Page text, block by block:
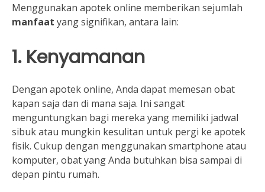
Menggunakan apotek online memberikan sejumlah
manfaat yang signifikan, antara lain:
1. Kenyamanan
Dengan apotek online, Anda dapat memesan obat
kapan saja dan di mana saja. Ini sangat
menguntungkan bagi mereka yang memiliki jadwal
sibuk atau mungkin kesulitan untuk pergi ke apotek
fisik. Cukup dengan menggunakan smartphone atau
komputer, obat yang Anda butuhkan bisa sampai di
depan pintu rumah.